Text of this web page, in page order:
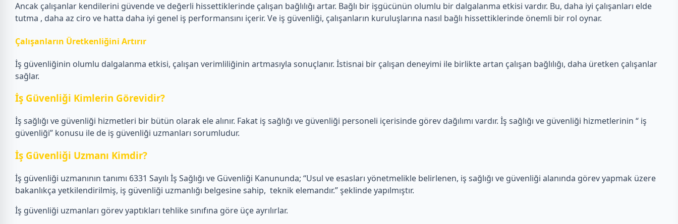
Ancak çalışanlar kendilerini güvende ve değerli hissettiklerinde çalışan bağlılığı artar. Bağlı bir işgücünün olumlu bir dalgalanma etkisi vardır. Bu, daha iyi çalışanları elde
tutma , daha az ciro ve hatta daha iyi genel iş performansını içerir. Ve iş güvenliği, çalışanların kuruluşlarına nasıl bağlı hissettiklerinde önemli bir rol oynar.
Çalışanların Üretkenliğini Artırır
İş güvenliğinin olumlu dalgalanma etkisi, çalışan verimliliğinin artmasıyla sonuçlanır. İstisnai bir çalışan deneyimi ile birlikte artan çalışan bağlılığı, daha üretken çalışanlar
sağlar.
İş Güvenliği Kimlerin Görevidir?
İş sağlığı ve güvenliği hizmetleri bir bütün olarak ele alınır. Fakat iş sağlığı ve güvenliği personeli içerisinde görev dağılımı vardır. İş sağlığı ve güvenliği hizmetlerinin “ iş
güvenliği” konusu ile de iş güvenliği uzmanları sorumludur.
İş Güvenliği Uzmanı Kimdir?
İş güvenliği uzmanının tanımı 6331 Sayılı İş Sağlığı ve Güvenliği Kanununda; “Usul ve esasları yönetmelikle belirlenen, iş sağlığı ve güvenliği alanında görev yapmak üzere
bakanlıkça yetkilendirilmiş, iş güvenliği uzmanlığı belgesine sahip, teknik elemandır.” şeklinde yapılmıştır.
İş güvenliği uzmanları görev yaptıkları tehlike sınıfına göre üçe ayrılırlar.